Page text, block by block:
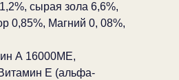
сырая зола 6,6%,
0,85%, Магний 0, 08%,
А 16000МЕ,
Е (альфа-